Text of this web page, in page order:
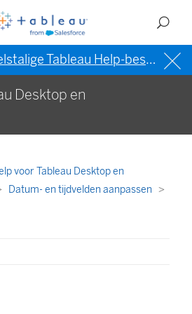
Tableau Help-bestand (VS)
Desktop en
voor Tableau Desktop en
Datum- en tijdvelden aanpassen